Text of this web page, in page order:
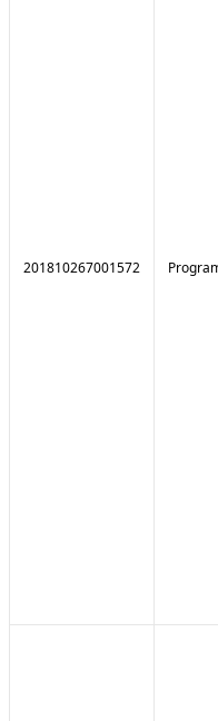
201810267001572